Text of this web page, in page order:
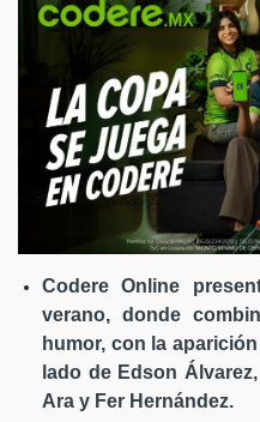
Codere Online
verano, donde
humor, con la
lado de Edson
Ara y Fer Hernández.